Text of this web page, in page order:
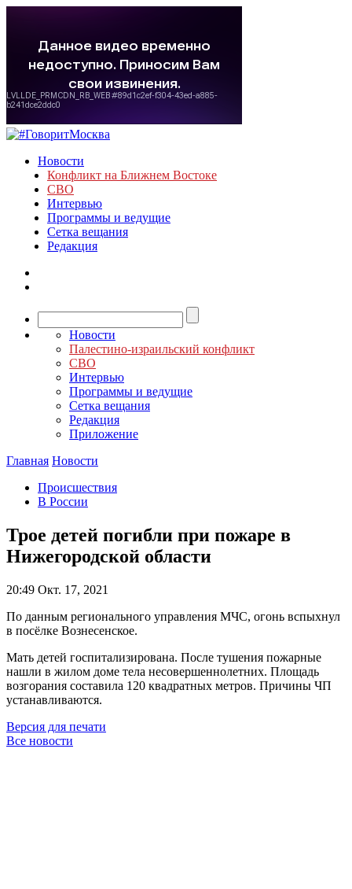
Новости
Конфликт на Ближнем Востоке
СВО
Интервью
Программы и ведущие
Сетка вещания
Редакция
Новости
Палестино-израильский конфликт
СВО
Интервью
Программы и ведущие
Сетка вещания
Редакция
Приложение
Главная Новости
Происшествия
В России
Трое детей погибли при пожаре в
Нижегородской области
20:49 Окт. 17, 2021
По данным регионального управления МЧС, огонь вспыхнул
в посёлке Вознесенское.
Мать детей госпитализирована. После тушения пожарные
нашли в жилом доме тела несовершеннолетних. Площадь
возгорания составила 120 квадратных метров. Причины ЧП
устанавливаются.
Версия для печати
Все новости